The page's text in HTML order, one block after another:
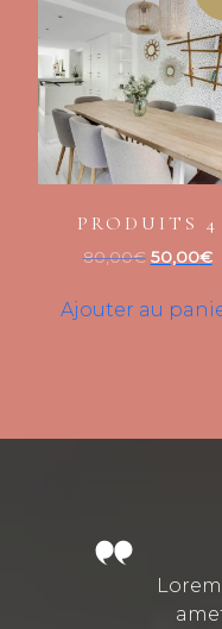
PRODUITS 4
80,00€ Le
initial
50,00€Le
Ajouter au